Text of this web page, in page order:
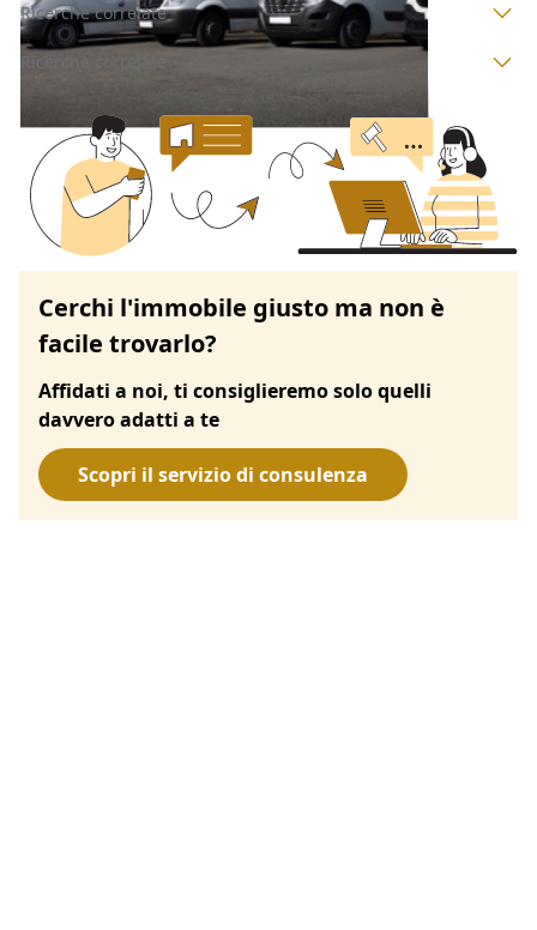
Ricerche correlate
Ricerche correlate
Cerchi l'immobile giusto ma non è
facile trovarlo?
Affidati a noi, ti consiglieremo solo quelli
davvero adatti a te
Scopri il servizio di consulenza